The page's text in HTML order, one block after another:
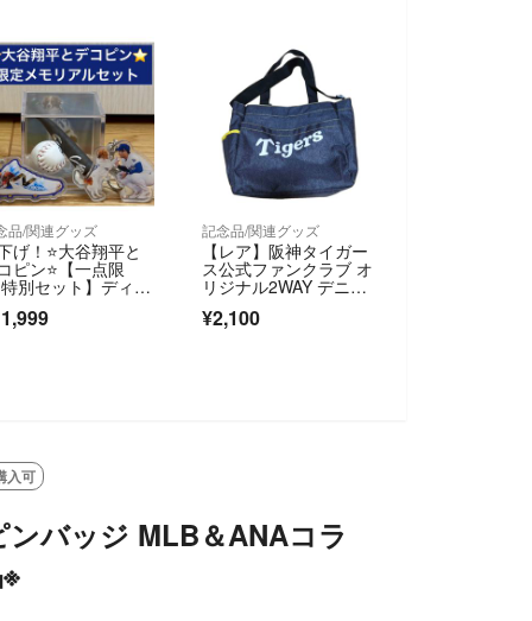
品/関連グッズ
げ！⭐️大谷翔平と
ピン⭐️【一点限
別セット】ディス
イ＆キーホルダー
ドジャース サイ
記念品/関連グッズ
【レア】阪神タイガー
ス公式ファンクラブ オ
リジナル2WAY デニム
トートバッグ
¥2,100
入可
ンバッジ MLB＆ANAコラ